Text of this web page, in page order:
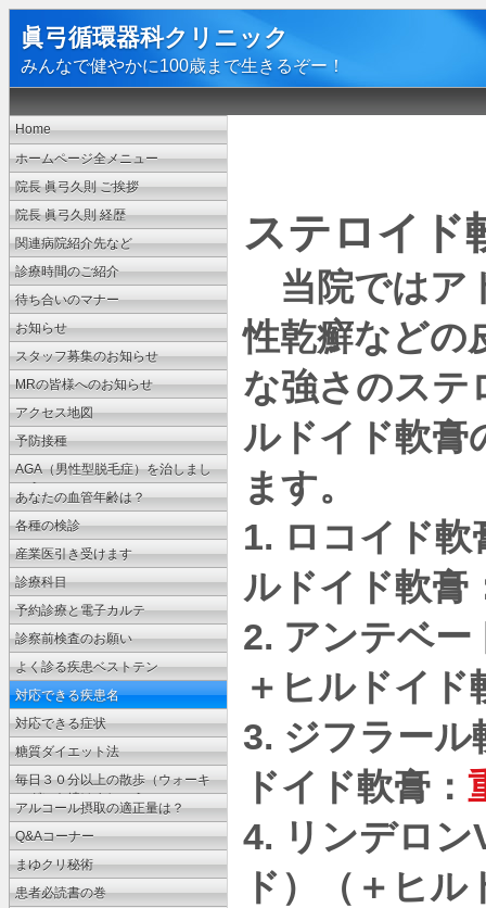
眞弓循環器科クリニック
みんなで健やかに100歳まで生きるぞー！
Home
ホームページ全メニュー
院長 眞弓久則 ご挨拶
院長 眞弓久則 経歴
関連病院紹介先など
診療時間のご紹介
待ち合いのマナー
お知らせ
スタッフ募集のお知らせ
MRの皆様へのお知らせ
アクセス地図
予防接種
AGA（男性型脱毛症）を治しまし
ょう
あなたの血管年齢は？
各種の検診
産業医引き受けます
診療科目
予約診療と電子カルテ
診察前検査のお願い
よく診る疾患ベストテン
対応できる疾患名
対応できる症状
糖質ダイエット法
毎日３０分以上の散歩（ウォーキ
ング）を続けましょう
アルコール摂取の適正量は？
Q&Aコーナー
まゆクリ秘術
患者必読書の巻
ステロイド
当院ではア
性乾癬などの
な強さのステ
ルドイド軟膏
ます。
1. ロコイド
ルドイド軟膏
2. アンテベー
＋ヒルドイド
3. ジフラール
ドイド軟膏：
4. リンデロン
ド）（＋ヒ